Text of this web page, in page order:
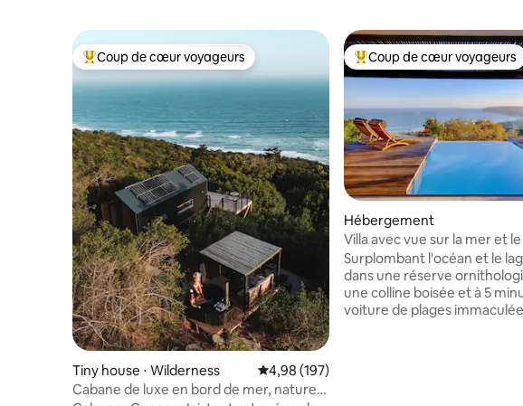
Coups de cœur voyageurs les plus appréciés
Coup de cœur voyageurs
Tiny house ⋅ Wilderness Évaluation moyenne sur la base de 197
4,98 (197)
Cabane de luxe en bord de mer, nature
Coups de cœur voyageurs
Coup de cœur voyageurs
Hébergement
Villa avec vue sur la mer et
de sport et piscine chauffée
Surplombant l'océan et le
dans une réserve
une colline boisée et à 5
voiture de plages